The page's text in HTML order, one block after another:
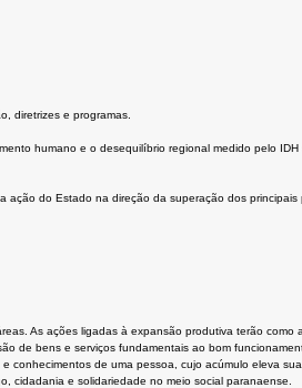
diretrizes e programas.
humano e o desequilíbrio regional medido pelo IDH
ação do Estado na direção da superação dos principais
As ações ligadas à expansão produtiva terão como
de bens e serviços fundamentais ao bom
conhecimentos de uma pessoa, cujo acúmulo eleva
cidadania e solidariedade no meio social paranaense.